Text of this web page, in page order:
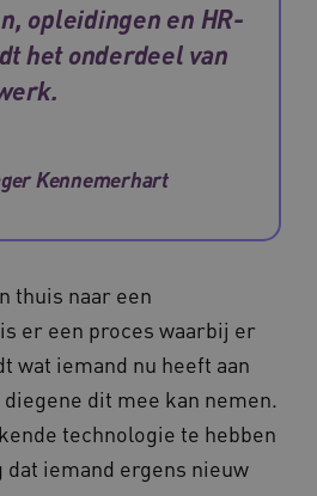
opleidingen en HR-
het onderdeel van
Kennemerhart
thuis naar een
er een proces waarbij er
wat iemand nu heeft aan
dit mee kan nemen.
technologie te hebben
dat iemand ergens nieuw
Google
.waardigheidentrots.nl
m906.waardigheidentrots.nl
Google LLC